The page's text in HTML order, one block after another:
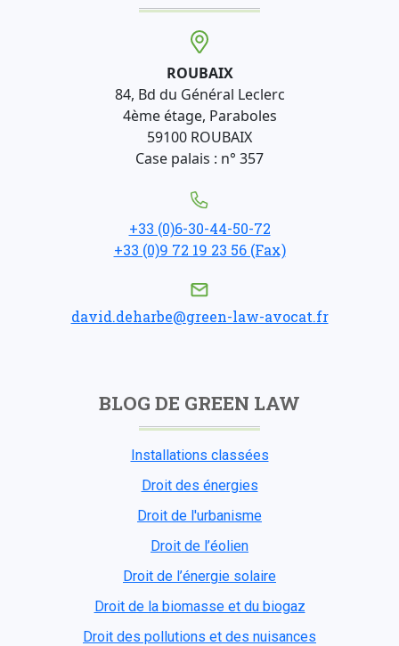
ROUBAIX
84, Bd du Général Leclerc
4ème étage, Paraboles
59100 ROUBAIX
Case palais : n° 357
+33 (0)6-30-44-50-72
+33 (0)9 72 19 23 56 (Fax)
david.deharbe@green-law-avocat.fr
BLOG DE GREEN LAW
Installations classées
Droit des énergies
Droit de l'urbanisme
Droit de l’éolien
Droit de l’énergie solaire
Droit de la biomasse et du biogaz
Droit des pollutions et des nuisances